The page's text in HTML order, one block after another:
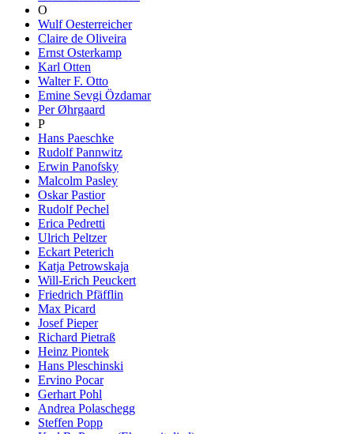
O
Wulf Oesterreicher
Claire de Oliveira
Ernst Osterkamp
Karl Otten
Walter F. Otto
Emine Sevgi Özdamar
Per Øhrgaard
P
Hans Paeschke
Rudolf Pannwitz
Erwin Panofsky
Malcolm Pasley
Oskar Pastior
Rudolf Pechel
Erica Pedretti
Ulrich Peltzer
Eckart Peterich
Katja Petrowskaja
Will-Erich Peuckert
Friedrich Pfäfflin
Max Picard
Josef Pieper
Richard Pietraß
Heinz Piontek
Hans Pleschinski
Ervino Pocar
Gerhart Pohl
Andrea Polaschegg
Steffen Popp